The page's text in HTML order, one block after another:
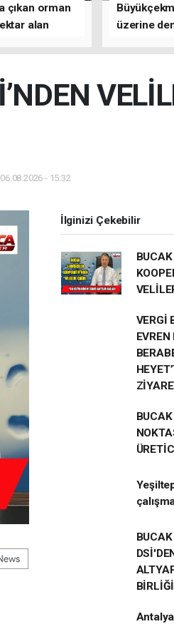
çıkan orman
alan
üzerine
- 15:32
İlginizi Çekebilir
VERGİ
BİRLİĞİ